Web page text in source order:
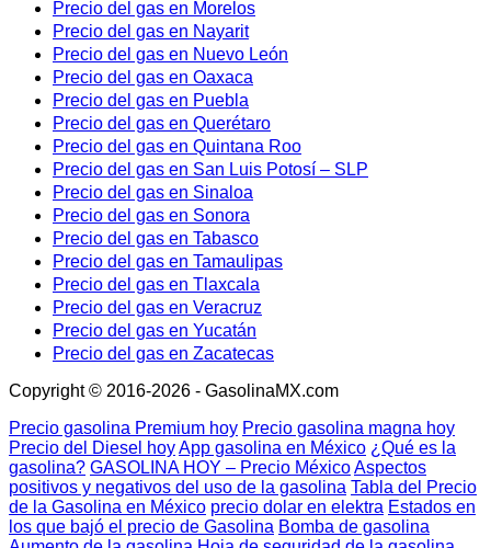
Precio del gas en Morelos
Precio del gas en Nayarit
Precio del gas en Nuevo León
Precio del gas en Oaxaca
Precio del gas en Puebla
Precio del gas en Querétaro
Precio del gas en Quintana Roo
Precio del gas en San Luis Potosí – SLP
Precio del gas en Sinaloa
Precio del gas en Sonora
Precio del gas en Tabasco
Precio del gas en Tamaulipas
Precio del gas en Tlaxcala
Precio del gas en Veracruz
Precio del gas en Yucatán
Precio del gas en Zacatecas
Copyright © 2016-2026 - GasolinaMX.com
Precio gasolina Premium hoy Precio gasolina magna hoy
Precio del Diesel hoyApp gasolina en México ¿Qué es la
gasolina? GASOLINA HOY – Precio MéxicoAspectos
positivos y negativos del uso de la gasolina Tabla del Precio
de la Gasolina en México precio dolar en elektra Estados en
los que bajó el precio de Gasolina Bomba de gasolina